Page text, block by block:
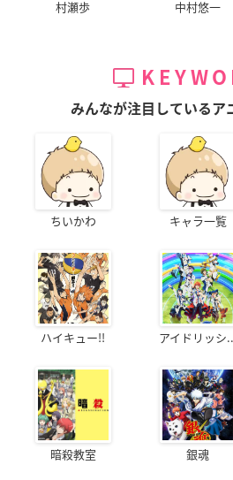
村瀬歩 中村悠一
みんなが注目しているア
ちいかわ キャラ一覧
ハイキュー!! アイドリッシ
暗殺教室 銀魂